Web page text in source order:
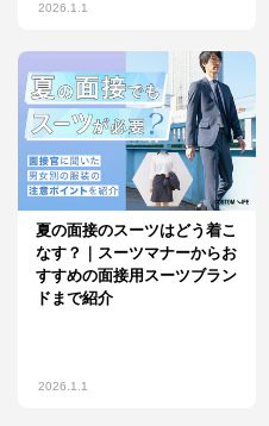
2026.1.1
夏の面接のスーツはどう着こ
なす？｜スーツマナーからお
すすめの面接用スーツブラン
ドまで紹介
2026.1.1